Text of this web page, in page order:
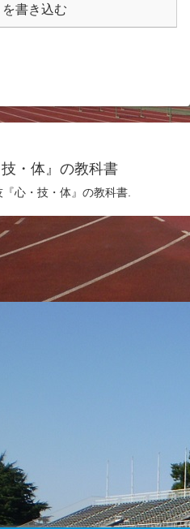
書き込む
・体』の教科書
心・技・体』の教科書.